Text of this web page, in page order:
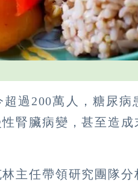
過200萬人，糖尿病
腎臟病變，甚至造
主任帶領研究團隊